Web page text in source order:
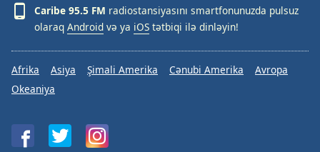
Caribe 95.5 FM radiostansiyasını smartfonunuzda pulsuz
olaraq Android və ya iOS tətbiqi ilə dinləyin!
Afrika Asiya Şimali Amerika Cənubi Amerika
Avropa
Okeaniya